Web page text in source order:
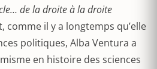
de la droite à la droite
comme il y a longtemps qu’elle
politiques, Alba Ventura a
en histoire des sciences